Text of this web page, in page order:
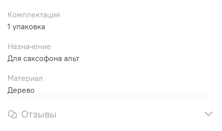
Комплектация
1 упаковка
Назначение
Для саксофона альт
Материал
Дерево
Отзывы